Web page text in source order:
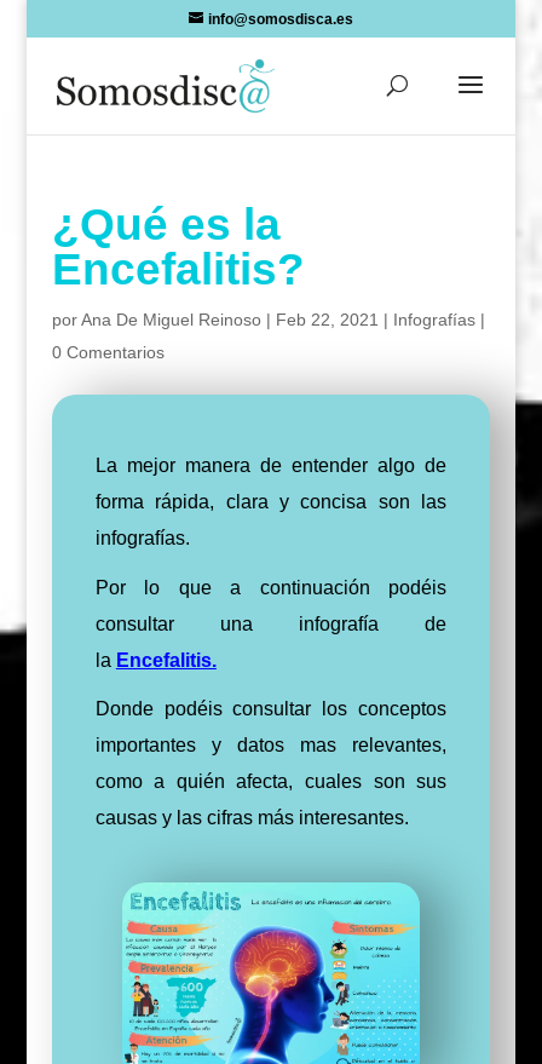
info@somosdisca.es
¿Qué es la
Encefalitis?
porAna De Miguel Reinoso| Feb 22, 2021 | Infografías|
0 Comentarios
La mejor manera de entender algo de
forma rápida, clara y concisa son las
infografías.
Por lo que a continuación podéis
consultar una infografía de
la Encefalitis.
Donde podéis consultar los conceptos
importantes y datos mas relevantes,
como a quién afecta, cuales son sus
causas y las cifras más interesantes.